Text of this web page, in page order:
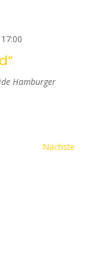
17:00
Hamburger
Nächste